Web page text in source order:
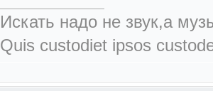
Искать надо не звук,а
Quis custodiet ipsos